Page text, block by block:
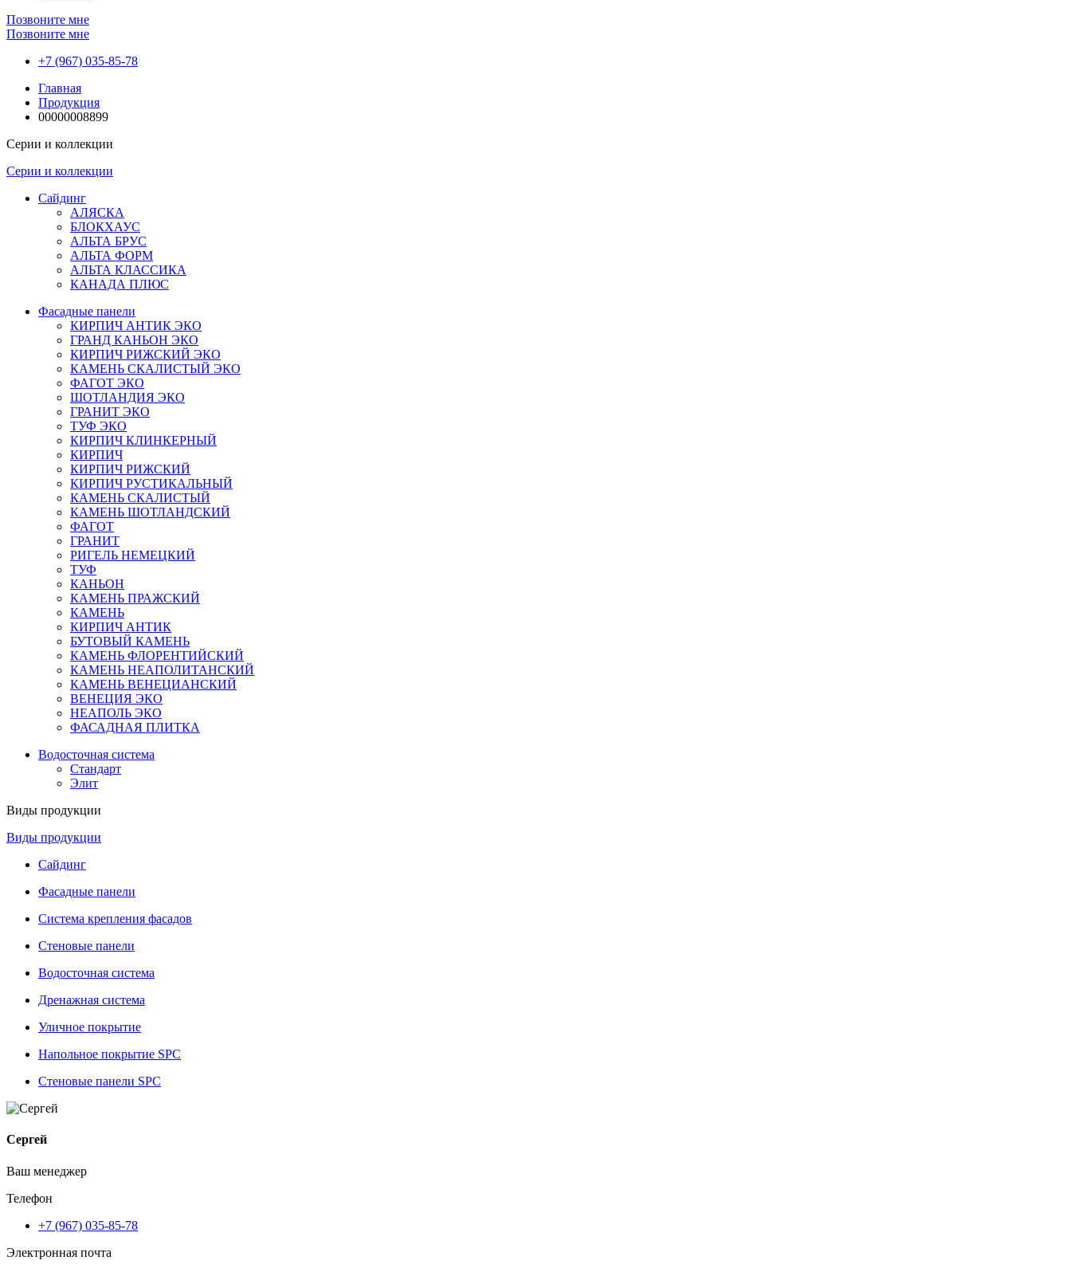
Позвоните мне
Позвоните мне
+7 (967) 035-85-78
Главная
Продукция
00000008899
Серии и коллекции
Серии и коллекции
Сайдинг
АЛЯСКА
БЛОКХАУС
АЛЬТА БРУС
АЛЬТА ФОРМ
АЛЬТА КЛАССИКА
КАНАДА ПЛЮС
Фасадные панели
КИРПИЧ АНТИК ЭКО
ГРАНД КАНЬОН ЭКО
КИРПИЧ РИЖСКИЙ ЭКО
КАМЕНЬ СКАЛИСТЫЙ ЭКО
ФАГОТ ЭКО
ШОТЛАНДИЯ ЭКО
ГРАНИТ ЭКО
ТУФ ЭКО
КИРПИЧ КЛИНКЕРНЫЙ
КИРПИЧ
КИРПИЧ РИЖСКИЙ
КИРПИЧ РУСТИКАЛЬНЫЙ
КАМЕНЬ СКАЛИСТЫЙ
КАМЕНЬ ШОТЛАНДСКИЙ
ФАГОТ
ГРАНИТ
РИГЕЛЬ НЕМЕЦКИЙ
ТУФ
КАНЬОН
КАМЕНЬ ПРАЖСКИЙ
КАМЕНЬ
КИРПИЧ АНТИК
БУТОВЫЙ КАМЕНЬ
КАМЕНЬ ФЛОРЕНТИЙСКИЙ
КАМЕНЬ НЕАПОЛИТАНСКИЙ
КАМЕНЬ ВЕНЕЦИАНСКИЙ
ВЕНЕЦИЯ ЭКО
НЕАПОЛЬ ЭКО
ФАСАДНАЯ ПЛИТКА
Водосточная система
Стандарт
Элит
Виды продукции
Виды продукции
Сайдинг
Фасадные панели
Система крепления фасадов
Стеновые панели
Водосточная система
Дренажная система
Уличное покрытие
Напольное покрытие SPC
Стеновые панели SPC
Сергей
Ваш менеджер
Телефон
+7 (967) 035-85-78
Электронная почта